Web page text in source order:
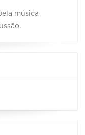
música